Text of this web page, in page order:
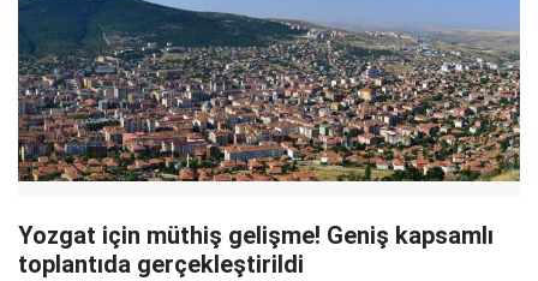
Yozgat için müthiş gelişme! Geniş kapsamlı
toplantıda gerçekleştirildi